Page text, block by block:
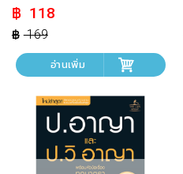
169
Original
price
was:
฿ 169.
118
Current
price
is:
฿ 118.
อ่านเพิ่ม